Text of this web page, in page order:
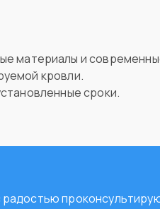
материалы и
кровли.
сроки.
радостью